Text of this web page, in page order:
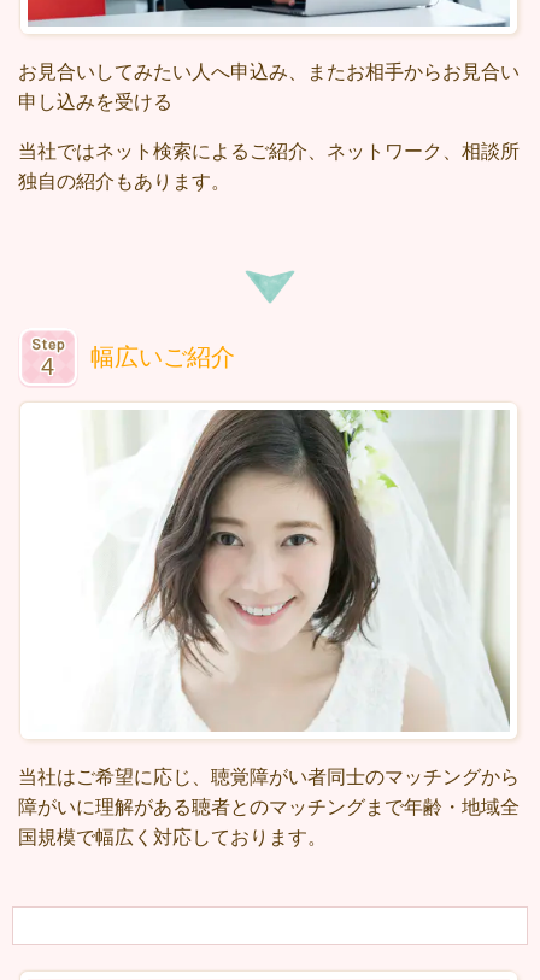
お見合いしてみたい人へ申込み、またお相手からお見合い
申し込みを受ける
当社ではネット検索によるご紹介、ネットワーク、相談所
独自の紹介もあります。
幅広いご紹介
当社はご希望に応じ、聴覚障がい者同士のマッチングから
障がいに理解がある聴者とのマッチングまで年齢・地域全
国規模で幅広く対応しております。